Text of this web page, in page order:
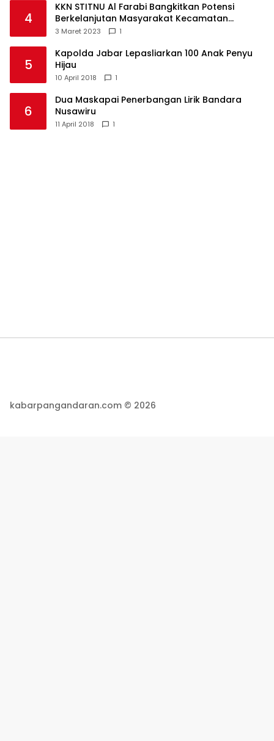
4
KKN STITNU Al Farabi Bangkitkan Potensi
Berkelanjutan Masyarakat Kecamatan
Langkaplancar
3 Maret 2023 1
5
Kapolda Jabar Lepasliarkan 100 Anak Penyu
Hijau
10 April 2018 1
6
Dua Maskapai Penerbangan Lirik Bandara
Nusawiru
11 April 2018 1
kabarpangandaran.com © 2026